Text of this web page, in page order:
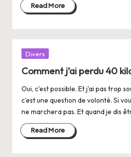
Read More
Posted
Divers
Comment j’ai perdu 40
Oui, c'est possible. Et j'ai pas trop
c'est une question de volonté. Si
ne marchera pas. Et quand je dis
Read More